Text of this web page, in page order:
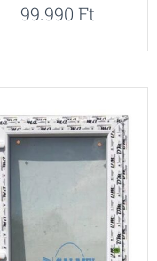
99.990 Ft